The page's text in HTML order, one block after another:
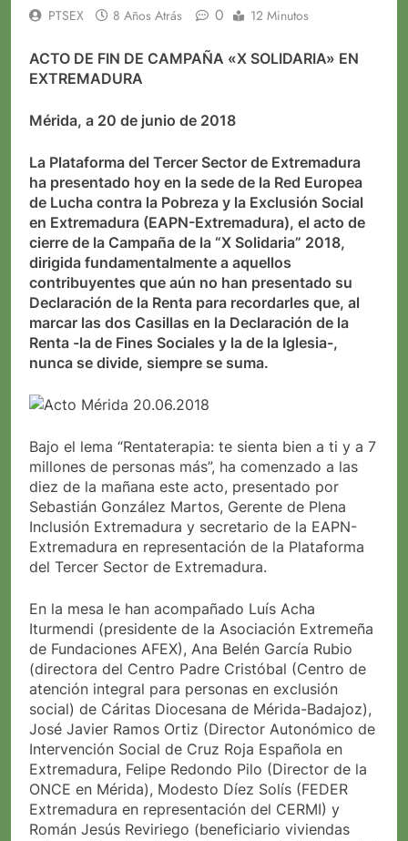
PTSEX 8 Años Atrás 0 12 Minutos
ACTO DE FIN DE CAMPAÑA «X SOLIDARIA» EN
EXTREMADURA
Mérida, a 20 de junio de 2018
La Plataforma del Tercer Sector de Extremadura
ha presentado hoy en la sede de la Red Europea
de Lucha contra la Pobreza y la Exclusión Social
en Extremadura (EAPN-Extremadura), el acto de
cierre de la Campaña de la “X Solidaria” 2018,
dirigida fundamentalmente a aquellos
contribuyentes que aún no han presentado su
Declaración de la Renta para recordarles que, al
marcar las dos Casillas en la Declaración de la
Renta -la de Fines Sociales y la de la Iglesia-,
nunca se divide, siempre se suma.
Bajo el lema “Rentaterapia: te sienta bien a ti y a 7
millones de personas más”, ha comenzado a las
diez de la mañana este acto, presentado por
Sebastián González Martos, Gerente de Plena
Inclusión Extremadura y secretario de la EAPN-
Extremadura en representación de la Plataforma
del Tercer Sector de Extremadura.
En la mesa le han acompañado Luís Acha
Iturmendi (presidente de la Asociación Extremeña
de Fundaciones AFEX), Ana Belén García Rubio
(directora del Centro Padre Cristóbal (Centro de
atención integral para personas en exclusión
social) de Cáritas Diocesana de Mérida-Badajoz),
José Javier Ramos Ortiz (Director Autonómico de
Intervención Social de Cruz Roja Española en
Extremadura, Felipe Redondo Pilo (Director de la
ONCE en Mérida), Modesto Díez Solís (FEDER
Extremadura en representación del CERMI) y
Román Jesús Reviriego (beneficiario viviendas